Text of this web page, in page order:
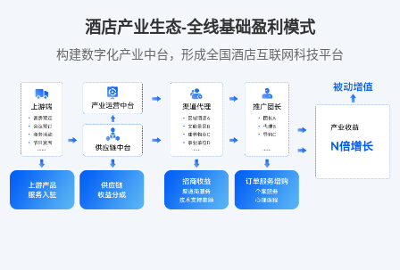
酒店产业生态-全线基础盈利模式
构建数字化产业中台，形成全国酒店互联网科技平台